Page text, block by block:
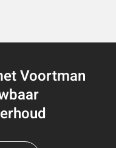
Voortman